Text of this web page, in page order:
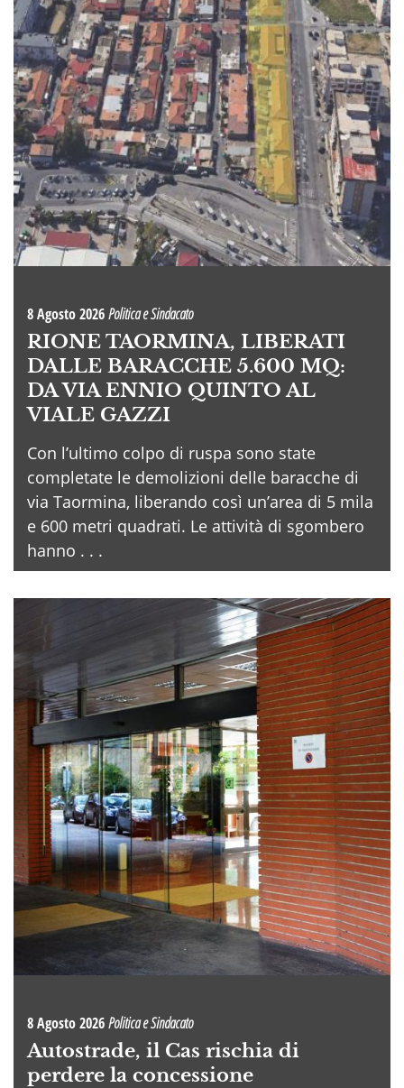
8 Agosto 2026Politica e Sindacato
RIONE TAORMINA, LIBERATI
DALLE BARACCHE 5.600 MQ:
DA VIA ENNIO QUINTO AL
VIALE GAZZI
Con l’ultimo colpo di ruspa sono state
completate le demolizioni delle baracche di
via Taormina, liberando così un’area di 5 mila
e 600 metri quadrati. Le attività di sgombero
hanno . . .
8 Agosto 2026Politica e Sindacato
Autostrade, il Cas rischia di
perdere la concessione